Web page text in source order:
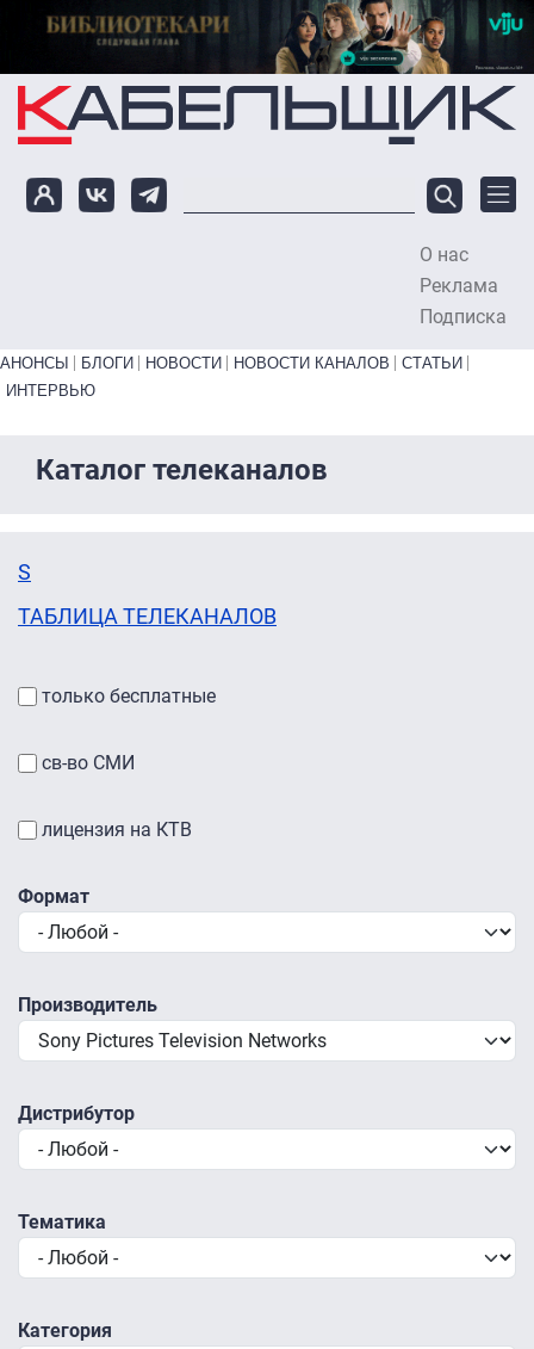
Перейти к основному содержанию
О нас
Реклама
Подписка
Primary links bottom
АНОНСЫ БЛОГИ НОВОСТИ НОВОСТИ КАНАЛОВ
СТАТЬИ
ИНТЕРВЬЮ
Каталог телеканалов
S
ТАБЛИЦА ТЕЛЕКАНАЛОВ
только бесплатные
св-во СМИ
лицензия на КТВ
Формат
Производитель
Дистрибутор
Тематика
Категория